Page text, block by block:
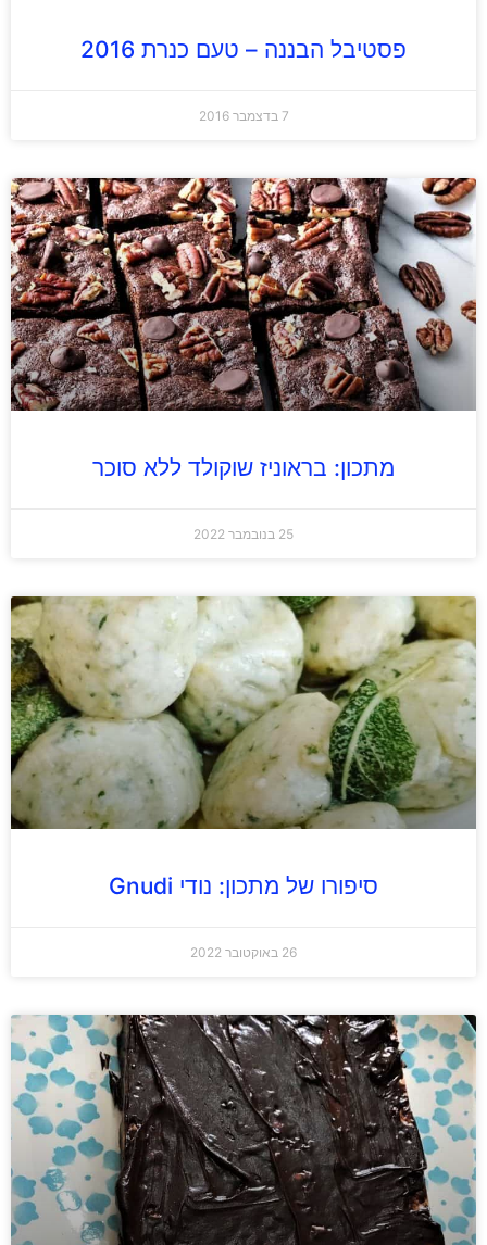
פסטיבל הבננה – טעם כנרת 2016
7 בדצמבר 2016
מתכון: בראוניז שוקולד ללא סוכר
25 בנובמבר 2022
סיפורו של מתכון: נודי Gnudi
26 באוקטובר 2022